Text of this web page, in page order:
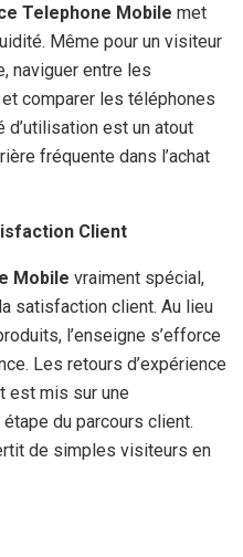
Telephone Mobile met
Même pour un visiteur
naviguer entre les
comparer les téléphones
est un atout
fréquente dans l’achat
Client
Mobile vraiment spécial,
satisfaction client. Au lieu
l’enseigne s’efforce
Les retours d’expérience
est mis sur une
du parcours client.
de simples visiteurs en